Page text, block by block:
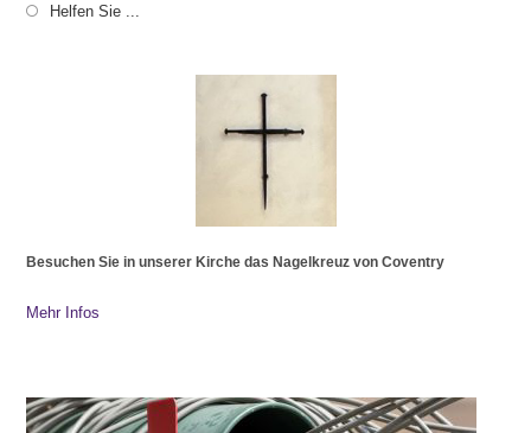
Helfen Sie ...
Besuchen Sie in unserer Kirche das Nagelkreuz von Coventry
Mehr Infos